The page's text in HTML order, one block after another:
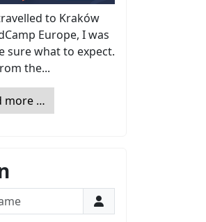
2016: estamos escuchando a la
to Kraków
Europe, I was
sure what to expect.
the...
more …